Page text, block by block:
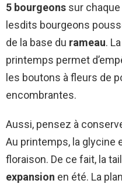
5 bourgeons sur
lesdits bourgeons
de la base du rameau.
printemps permet
les boutons à fleurs de
encombrantes.
Aussi, pensez à
Au printemps, la glycine
floraison. De ce fait, la
expansion en été. La